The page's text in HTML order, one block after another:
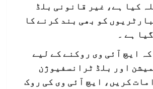
کیا ہے، غیر قانونی بلڈ
کو بھی بند کرنے کا
ہے ۔
ایچ آئی وی روکنے کے لیے
اور بلڈ ٹرانسفیوژن
کریں، ایچ آئی وی کی روک